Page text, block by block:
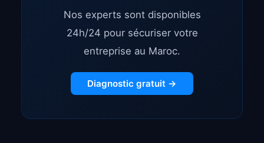
Nos experts sont disponibles
24h/24 pour sécuriser votre
entreprise au Maroc.
Diagnostic gratuit →